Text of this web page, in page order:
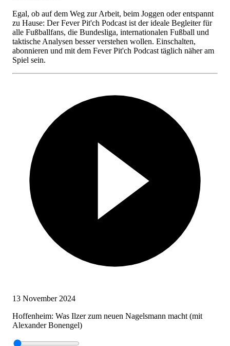
Egal, ob auf dem Weg zur Arbeit, beim Joggen oder entspannt
zu Hause: Der Fever Pit'ch Podcast ist der ideale Begleiter für
alle Fußballfans, die Bundesliga, internationalen Fußball und
taktische Analysen besser verstehen wollen. Einschalten,
abonnieren und mit dem Fever Pit'ch Podcast täglich näher am
Spiel sein.
13 November 2024
Hoffenheim: Was Ilzer zum neuen Nagelsmann macht (mit
Alexander Bonengel)